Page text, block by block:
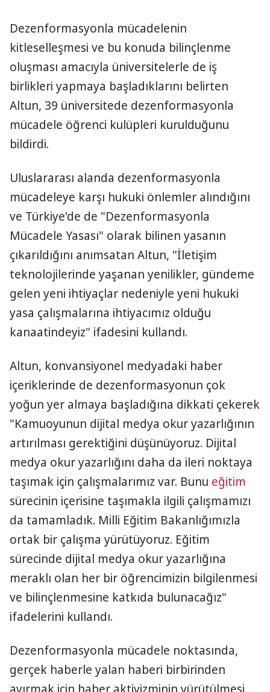
Dezenformasyonla mücadelenin
kitleselleşmesi ve bu konuda bilinçlenme
oluşması amacıyla üniversitelerle de iş
birlikleri yapmaya başladıklarını belirten
Altun, 39 üniversitede dezenformasyonla
mücadele öğrenci kulüpleri kurulduğunu
bildirdi.
Uluslararası alanda dezenformasyonla
mücadeleye karşı hukuki önlemler alındığını
ve Türkiye'de de "Dezenformasyonla
Mücadele Yasası" olarak bilinen yasanın
çıkarıldığını anımsatan Altun, "İletişim
teknolojilerinde yaşanan yenilikler, gündeme
gelen yeni ihtiyaçlar nedeniyle yeni hukuki
yasa çalışmalarına ihtiyacımız olduğu
kanaatindeyiz" ifadesini kullandı.
Altun, konvansiyonel medyadaki haber
içeriklerinde de dezenformasyonun çok
yoğun yer almaya başladığına dikkati çekerek
"Kamuoyunun dijital medya okur yazarlığının
artırılması gerektiğini düşünüyoruz. Dijital
medya okur yazarlığını daha da ileri noktaya
taşımak için çalışmalarımız var. Bunu eğitim
sürecinin içerisine taşımakla ilgili çalışmamızı
da tamamladık. Milli Eğitim Bakanlığımızla
ortak bir çalışma yürütüyoruz. Eğitim
sürecinde dijital medya okur yazarlığına
meraklı olan her bir öğrencimizin bilgilenmesi
ve bilinçlenmesine katkıda bulunacağız"
ifadelerini kullandı.
Dezenformasyonla mücadele noktasında,
gerçek haberle yalan haberi birbirinden